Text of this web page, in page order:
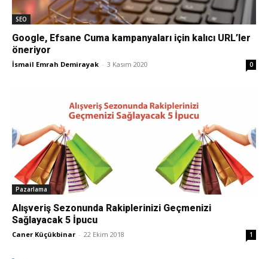
ve
SEO
Google, Efsane Cuma kampanyaları için kalıcı URL’ler
öneriyor
İsmail Emrah Demirayak - 3 Kasım 2020 0
Pazarlama
Alışveriş Sezonunda Rakiplerinizi Geçmenizi
Sağlayacak 5 İpucu
Caner Küçükbinar - 22 Ekim 2018 1